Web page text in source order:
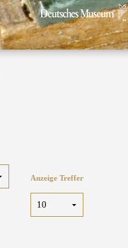
Anzeige Treffer